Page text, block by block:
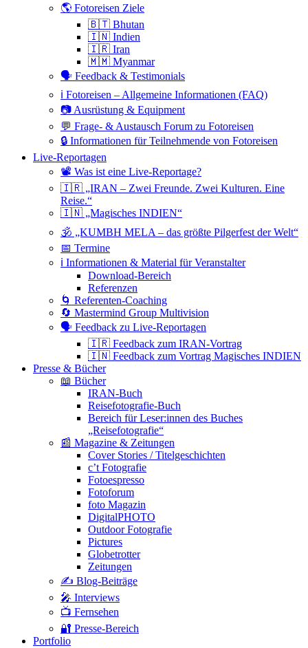
🌎 Fotoreisen Ziele
🇧🇹 Bhutan
🇮🇳 Indien
🇮🇷 Iran
🇲🇲 Myanmar
🗣 Feedback & Testimonials
ℹ️ Fotoreisen – Allgemeine Informationen (FAQ)
📷 Ausrüstung & Equipment
💬 Frage- & Austausch Forum zu Fotoreisen
🔒 Informationen für Teilnehmende von Fotoreisen
Live-Reportagen
📽 Was ist eine Live-Reportage?
🇮🇷 „IRAN – Zwei Freunde. Zwei Kulturen. Eine
Reise.“
🇮🇳 „Magisches INDIEN“
🕉 „KUMBH MELA – das größte Pilgerfest der Welt“
📅 Termine
ℹ️ Informationen & Material für Veranstalter
Download-Bereich
Referenzen
🌀 Referenten-Coaching
🔄 Mastermind Group Multivision
🗣 Feedback zu Live-Reportagen
🇮🇷 Feedback zum IRAN-Vortrag
🇮🇳 Feedback zum Vortrag Magisches INDIEN
Presse & Bücher
📖 Bücher
IRAN-Buch
Reisefotografie-Buch
Bereich für Leser:innen des Buches
„Reisefotografie“
📰 Magazine & Zeitungen
Cover Stories / Titelgeschichten
c’t Fotografie
Fotoespresso
Fotoforum
foto Magazin
DigitalPHOTO
Outdoor Fotografie
Pictures
Globetrotter
Zeitungen
✍️ Blog-Beiträge
🎤 Interviews
📺 Fernsehen
🔐 Presse-Bereich
Portfolio